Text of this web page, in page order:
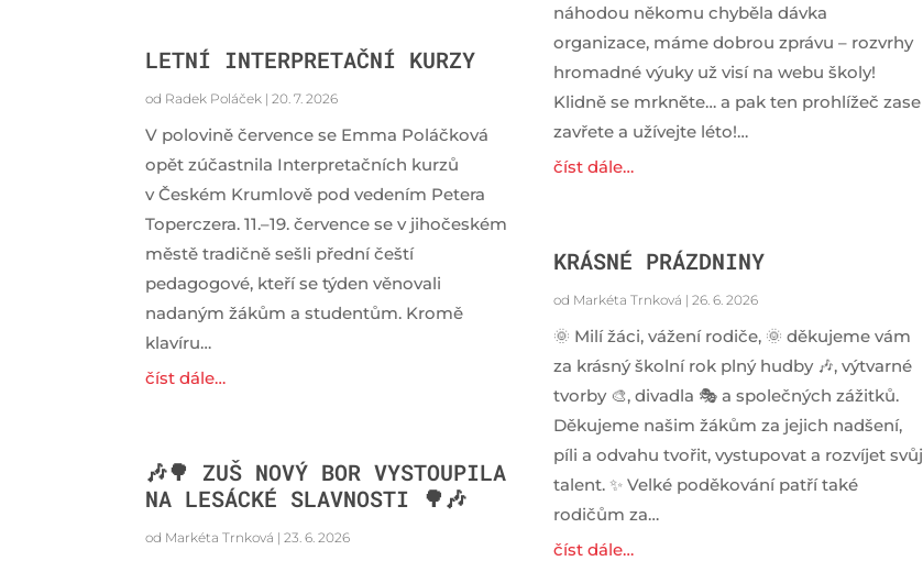
LETNÍ INTERPRETAČNÍ KURZY
od Radek Poláček | 20. 7. 2026
V polovině července se Emma Poláčková
opět zúčastnila Interpretačních kurzů
v Českém Krumlově pod vedením Petera
Toperczera. 11.–19. července se v jihočeském
městě tradičně sešli přední čeští
pedagogové, kteří se týden věnovali
nadaným žákům a studentům. Kromě
klavíru…
číst dále…
🎶🌳 ZUŠ NOVÝ BOR VYSTOUPILA
NA LESÁCKÉ SLAVNOSTI 🌳🎶
od Markéta Trnková | 23. 6. 2026
náhodou někomu chyběla dávka
organizace, máme dobrou zprávu – rozvrhy
hromadné výuky už visí na webu školy!
Klidně se mrkněte… a pak ten prohlížeč zase
zavřete a užívejte léto!…
číst dále…
KRÁSNÉ PRÁZDNINY
od Markéta Trnková | 26. 6. 2026
🌞 Milí žáci, vážení rodiče, 🌞 děkujeme vám
za krásný školní rok plný hudby 🎶, výtvarné
tvorby 🎨, divadla 🎭 a společných zážitků.
Děkujeme našim žákům za jejich nadšení,
píli a odvahu tvořit, vystupovat a rozvíjet svůj
talent. ✨ Velké poděkování patří také
rodičům za…
číst dále…